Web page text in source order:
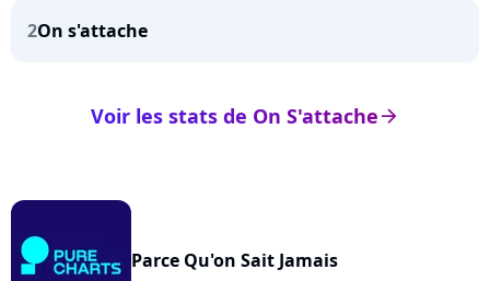
2On s'attache
arrow_right
Voir les stats de On S'attache
Parce Qu'on Sait Jamais